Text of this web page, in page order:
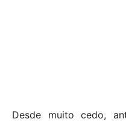
Desde muito cedo,